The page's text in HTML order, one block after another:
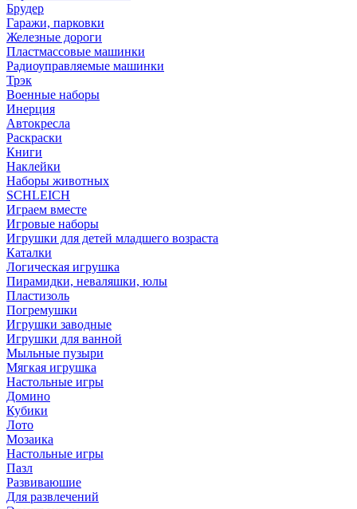
Брудер
Гаражи, парковки
Железные дороги
Пластмассовые машинки
Радиоуправляемые машинки
Трэк
Военные наборы
Инерция
Автокресла
Раскраски
Книги
Наклейки
Наборы животных
SCHLEICH
Играем вместе
Игровые наборы
Игрушки для детей младшего возраста
Каталки
Логическая игрушка
Пирамидки, неваляшки, юлы
Пластизоль
Погремушки
Игрушки заводные
Игрушки для ванной
Мыльные пузыри
Мягкая игрушка
Настольные игры
Домино
Кубики
Лото
Мозаика
Настольные игры
Пазл
Развиваюшие
Для развлечений